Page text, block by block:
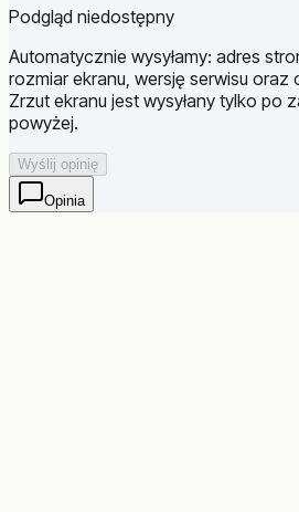
Podgląd niedostępny
Automatycznie wysyłamy: adres
rozmiar ekranu, wersję serwisu oraz
Zrzut ekranu jest wysyłany tylko po
powyżej.
Wyślij opinię
Opinia